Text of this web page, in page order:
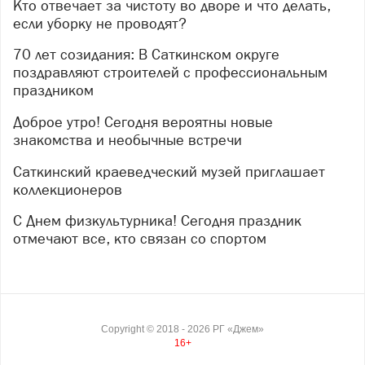
деревьев.
В настоящее время расследование завершено.
Уголовное дело с утвержденным прокурором
обвинительным заключением направлено в
Саткинский городской суд для рассмотрения по
области.
Кто отвечает за чистоту во дворе и что делать,
если уборку не проводят?
70 лет созидания: В Саткинском округе
поздравляют строителей с профессиональным
праздником
Доброе утро! Сегодня вероятны новые
знакомства и необычные встречи
Саткинский краеведческий музей приглашает
коллекционеров
С Днем физкультурника! Сегодня праздник
отмечают все, кто связан со спортом
Copyright © 2018 - 2026 РГ «Джем»
16+